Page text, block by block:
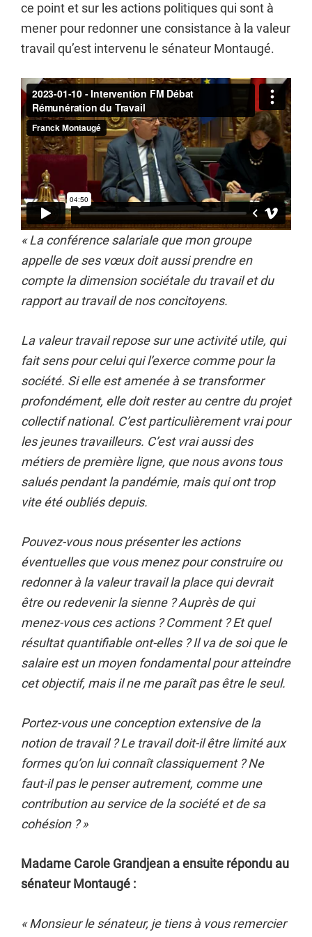
ce point et sur les actions politiques qui sont à
mener pour redonner une consistance à la valeur
travail qu’est intervenu le sénateur Montaugé.
« La conférence salariale que mon groupe
appelle de ses vœux doit aussi prendre en
compte la dimension sociétale du travail et du
rapport au travail de nos concitoyens.
La valeur travail repose sur une activité utile, qui
fait sens pour celui qui l’exerce comme pour la
société. Si elle est amenée à se transformer
profondément, elle doit rester au centre du projet
collectif national. C’est particulièrement vrai pour
les jeunes travailleurs. C’est vrai aussi des
métiers de première ligne, que nous avons tous
salués pendant la pandémie, mais qui ont trop
vite été oubliés depuis.
Pouvez-vous nous présenter les actions
éventuelles que vous menez pour construire ou
redonner à la valeur travail la place qui devrait
être ou redevenir la sienne ? Auprès de qui
menez-vous ces actions ? Comment ? Et quel
résultat quantifiable ont-elles ? Il va de soi que le
salaire est un moyen fondamental pour atteindre
cet objectif, mais il ne me paraît pas être le seul.
Portez-vous une conception extensive de la
notion de travail ? Le travail doit-il être limité aux
formes qu’on lui connaît classiquement ? Ne
faut-il pas le penser autrement, comme une
contribution au service de la société et de sa
cohésion ? »
Madame Carole Grandjean a ensuite répondu au
sénateur Montaugé :
« Monsieur le sénateur, je tiens à vous remercier